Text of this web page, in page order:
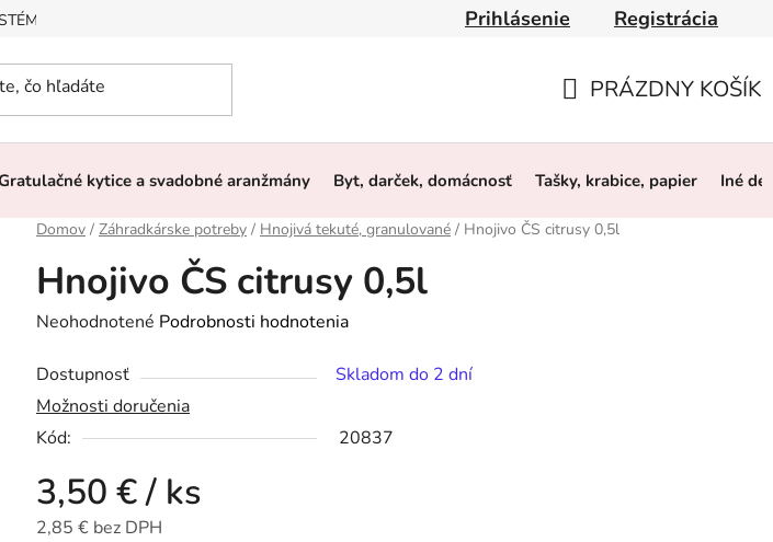
ZĽAVY Obchodné podmienky Ochrana osobných údajov
Prihlásenie Registrácia
KOŠÍK
PRÁZDNY KOŠÍK
kytice a svadobné aranžmány Byt, darček, domácnosť Tašky, krabice, papier Iné
Domov / Záhradkárske potreby / Hnojivá tekuté, granulované / Hnojivo ČS citrusy 0,5l
Hnojivo ČS citrusy 0,5l
Priemerné
produktu
je
0,0
5
hviezdičiek.
Neohodnotené Podrobnosti hodnotenia
Dostupnosť
Skladom do 2 dní
Možnosti doručenia
Kód:
20837
3,50 €/ ks
2,85 € bez DPH